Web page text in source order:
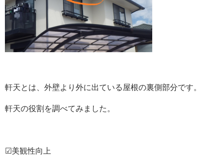
軒天とは、外壁より外に出ている屋根の裏側部分です。
軒天の役割を調べてみました。
☑美観性向上